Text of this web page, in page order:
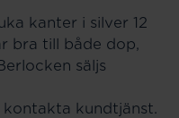
kanter i silver 12
bra till både dop,
säljs
kundtjänst.